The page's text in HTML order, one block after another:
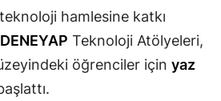
Hatay
Isparta
hamlesine katkı
DENEYAP Teknoloji Atölyeleri,
öğrenciler için yaz